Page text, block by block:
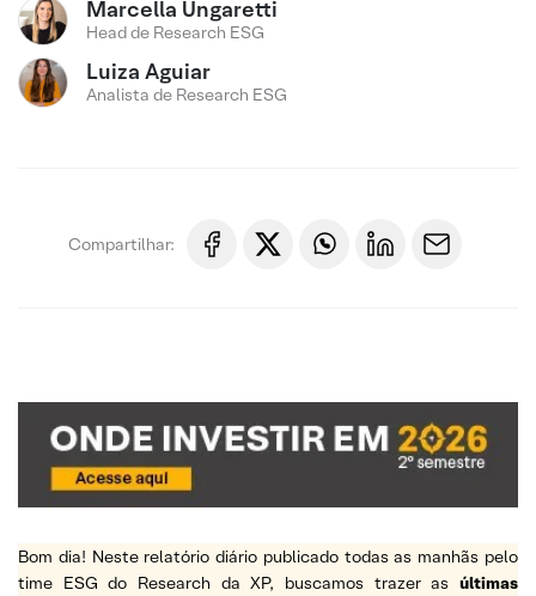
Marcella Ungaretti
Head de Research ESG
Luiza Aguiar
Analista de Research ESG
Compartilhar:
Bom dia! Neste relatório diário publicado todas as manhãs pelo
time ESG do Research da XP, buscamos trazer as últimas